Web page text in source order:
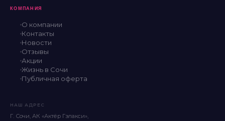
КОМПАНИЯ
О компании
Контакты
Новости
Отзывы
Акции
Жизнь в Сочи
Публичная оферта
НАШ АДРЕС
Г. Сочи, АК «Актёр Гэлакси»,